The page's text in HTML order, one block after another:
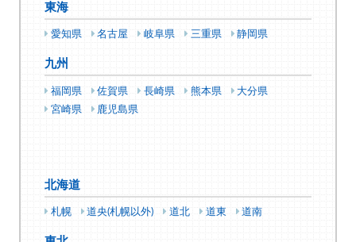
東海
愛知県 名古屋 岐阜県 三重県 静岡県
九州
福岡県 佐賀県 長崎県 熊本県
大分県
宮崎県
鹿児島県
北海道
札幌 道央(札幌以外) 道北 道東 道南